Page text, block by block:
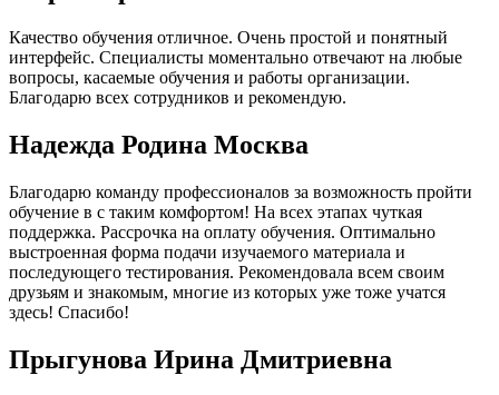
Качество обучения отличное. Очень простой и понятный
интерфейс. Специалисты моментально отвечают на любые
вопросы, касаемые обучения и работы организации.
Благодарю всех сотрудников и рекомендую.
Надежда Родина Москва
Благодарю команду профессионалов за возможность пройти
обучение в с таким комфортом! На всех этапах чуткая
поддержка. Рассрочка на оплату обучения. Оптимально
выстроенная форма подачи изучаемого материала и
последующего тестирования. Рекомендовала всем своим
друзьям и знакомым, многие из которых уже тоже учатся
здесь! Спасибо!
Прыгунова Ирина Дмитриевна